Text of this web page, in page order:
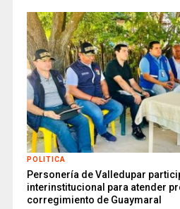
POLITICA
Personería de Valledupar
interinstitucional para atender
corregimiento de Guaymaral